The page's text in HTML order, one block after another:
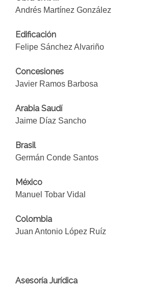
Andrés Martínez González
Edificación
Felipe Sánchez Alvariño
Concesiones
Javier Ramos Barbosa
Arabia Saudí
Jaime Díaz Sancho
Brasil
Germán Conde Santos
México
Manuel Tobar Vidal
Colombia
Juan Antonio López Ruíz
Asesoría Jurídica